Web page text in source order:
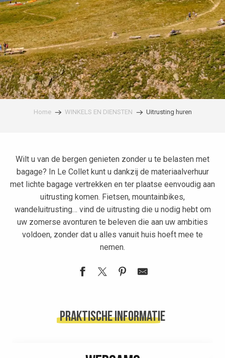
Home WINKELS EN DIENSTEN Uitrusting huren
Wilt u van de bergen genieten zonder u te belasten met
bagage? In Le Collet kunt u dankzij de materiaalverhuur
met lichte bagage vertrekken en ter plaatse eenvoudig aan
uitrusting komen. Fietsen, mountainbikes,
wandeluitrusting… vind de uitrusting die u nodig hebt om
uw zomerse avonturen te beleven die aan uw ambities
voldoen, zonder dat u alles vanuit huis hoeft mee te
nemen.
Intersport Les Arolles A
Morel Sports - Skiset
Praktische informatie